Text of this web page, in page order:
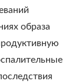
образа